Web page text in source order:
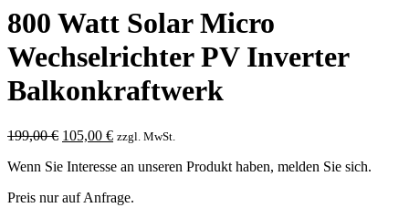
800 Watt Solar Micro
Wechselrichter PV Inverter
Balkonkraftwerk
199,00€ 105,00 € zzgl. MwSt.
Wenn Sie Interesse an unseren Produkt haben, melden Sie sich.
Preis nur auf Anfrage.